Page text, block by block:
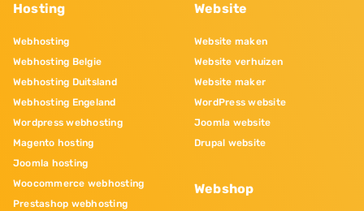
Hosting
Webhosting
Webhosting Belgie
Webhosting Duitsland
Webhosting Engeland
Wordpress webhosting
Magento hosting
Joomla hosting
Woocommerce webhosting
Prestashop webhosting
Website
Website maken
Website verhuizen
Website maker
WordPress website
Joomla website
Drupal website
Webshop